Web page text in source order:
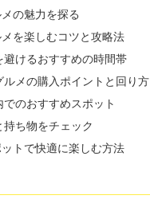
の魅力を探る
を楽しむコツと攻略法
避けるおすすめの時間帯
ルメの購入ポイントと回り方
でのおすすめスポット
持ち物をチェック
トで快適に楽しむ方法